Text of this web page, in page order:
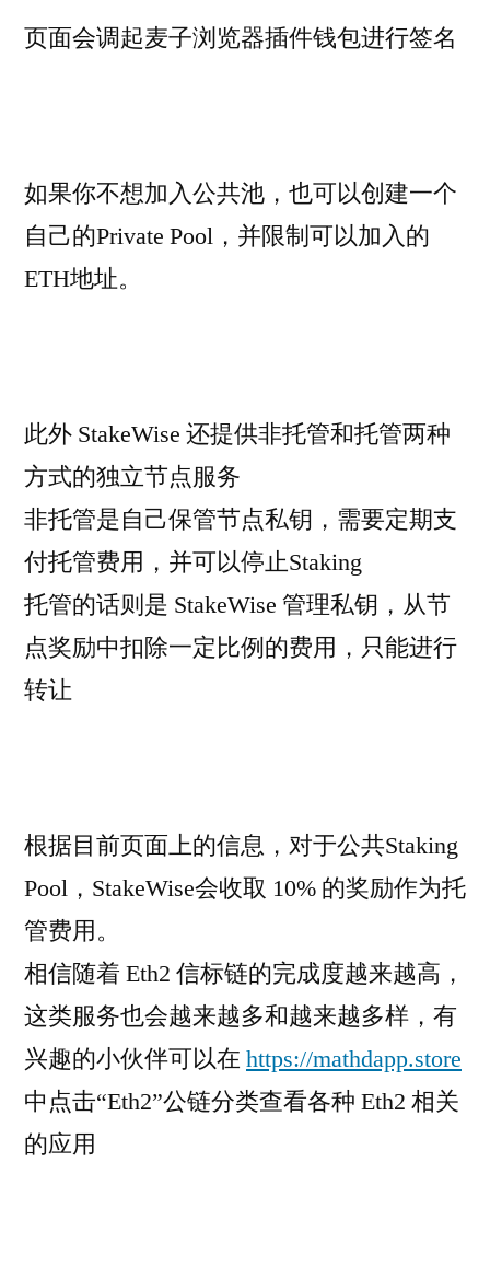
页面会调起麦子浏览器插件钱包进行签名
如果你不想加入公共池，也可以创建一个
自己的Private Pool，并限制可以加入的
ETH地址。
此外 StakeWise 还提供非托管和托管两种
方式的独立节点服务
非托管是自己保管节点私钥，需要定期支
付托管费用，并可以停止Staking
托管的话则是 StakeWise 管理私钥，从节
点奖励中扣除一定比例的费用，只能进行
转让
根据目前页面上的信息，对于公共Staking
Pool，StakeWise会收取 10% 的奖励作为托
管费用。
相信随着 Eth2 信标链的完成度越来越高，
这类服务也会越来越多和越来越多样，有
兴趣的小伙伴可以在 https://mathdapp.store
中点击“Eth2”公链分类查看各种 Eth2 相关
的应用